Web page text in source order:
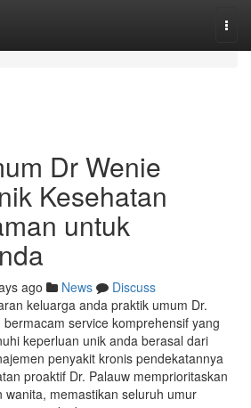
Dr Wenie
Kesehatan
untuk
ago News
Discuss
keluarga anda praktik umum Dr.
service komprehensif yang
keperluan unik anda berasal dari
penyakit kronis pendekatannya
proaktif Dr. Palauw memprioritaskan
memastikan seluruh umur